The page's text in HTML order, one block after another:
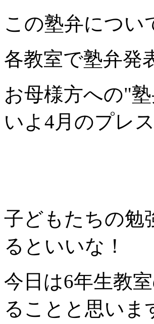
この塾弁につい
各教室で塾弁発
お母様方への"
いよ4月のプレ
子どもたちの勉
るといいな！
今日は6年生教
ることと思いま